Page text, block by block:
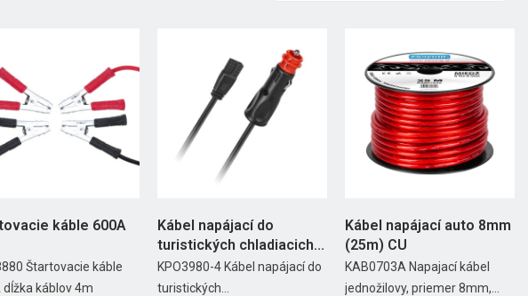
káble 600A
Štartovacie káble
dĺžka káblov 4m
Kábel napájací do
turistických chladiacich...
KPO3980-4 Kábel napájací do
turistických...
Kábel napájací auto 8mm
(25m) CU
KAB0703A Napajací kábel
jednožilovy, priemer 8mm,...